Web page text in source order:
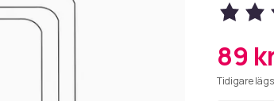
89
Tidigare